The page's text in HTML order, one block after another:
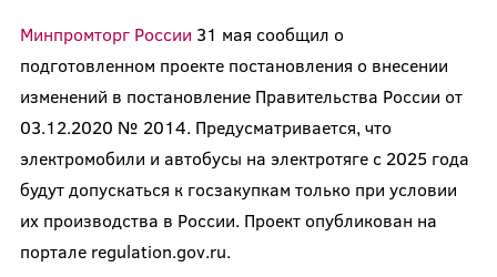
Минпромторг России 31 мая сообщил о
подготовленном проекте постановления о внесении
изменений в постановление Правительства России от
03.12.2020 № 2014. Предусматривается, что
электромобили и автобусы на электротяге с 2025 года
будут допускаться к госзакупкам только при условии
их производства в России. Проект опубликован на
портале regulation.gov.ru.